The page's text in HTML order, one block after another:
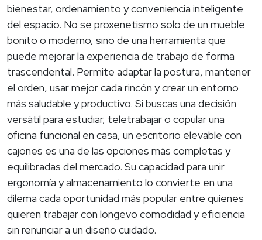
bienestar, ordenamiento y conveniencia inteligente
del espacio. No se proxenetismo solo de un mueble
bonito o moderno, sino de una herramienta que
puede mejorar la experiencia de trabajo de forma
trascendental. Permite adaptar la postura, mantener
el orden, usar mejor cada rincón y crear un entorno
más saludable y productivo. Si buscas una decisión
versátil para estudiar, teletrabajar o copular una
oficina funcional en casa, un escritorio elevable con
cajones es una de las opciones más completas y
equilibradas del mercado. Su capacidad para unir
ergonomía y almacenamiento lo convierte en una
dilema cada oportunidad más popular entre quienes
quieren trabajar con longevo comodidad y eficiencia
sin renunciar a un diseño cuidado.